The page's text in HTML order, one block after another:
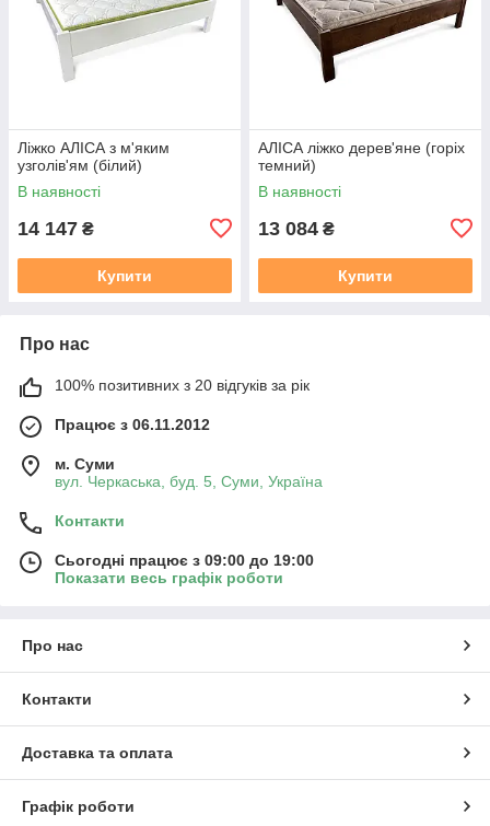
Ліжко АЛІСА з м'яким
узголів'ям (білий)
В наявності
14 147 ₴
Купити
АЛІСА ліжко дерев'яне (горіх
темний)
В наявності
13 084 ₴
Купити
Про нас
100% позитивних з 20 відгуків за рік
Працює з 06.11.2012
м. Суми
вул. Черкаська, буд. 5, Суми, Україна
Контакти
Сьогодні працює з 09:00 до 19:00
Показати весь графік роботи
Про нас
Контакти
Доставка та оплата
Графік роботи